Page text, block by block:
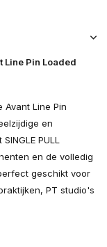
Line Pin Loaded
Avant Line Pin
en
PULL
en de volledig
geschikt voor
PT studio's